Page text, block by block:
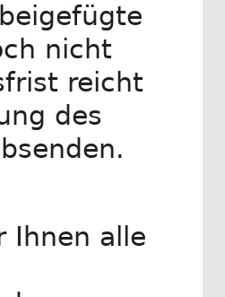
nicht
reicht
des
Ihnen alle